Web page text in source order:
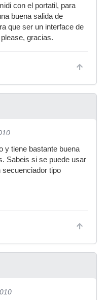
con el portatil, para
buena salida de
que ser un interface de
gracias.
y tiene bastante buena
Sabeis si se puede usar
secuenciador tipo